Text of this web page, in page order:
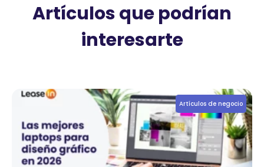
Artículos que podrían
interesarte
Artículos de negocio